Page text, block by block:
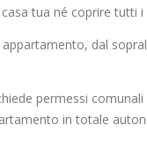
tua né coprire tutti i
dal
permessi
in totale